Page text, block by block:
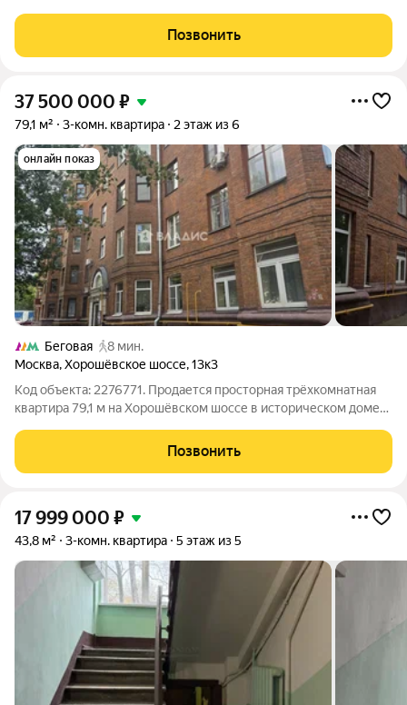
комфортно спланировано: зона кухни-гостиной с выходом на
балкон и тремя окнами, две
Позвонить
37 500 000 ₽
79,1 м² 3-комн. квартира 2 этаж из 6
онлайн показ
Беговая
8 мин.
Москва,Хорошёвское шоссе,13к3
Код объекта: 2276771. Продается просторная трёхкомнатная
квартира 79,1 м на Хорошёвском шоссе в историческом доме
воздуха и свободы. На 2-м этаже кирпичного дома 1955 года
тихо , все окна во
Позвонить
17 999 000 ₽
43,8 м² 3-комн. квартира 5 этаж из 5